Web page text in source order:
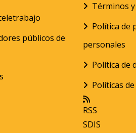
públicos de
Términos
Política de
personales
Política de
Políticas
RSS
SDIS